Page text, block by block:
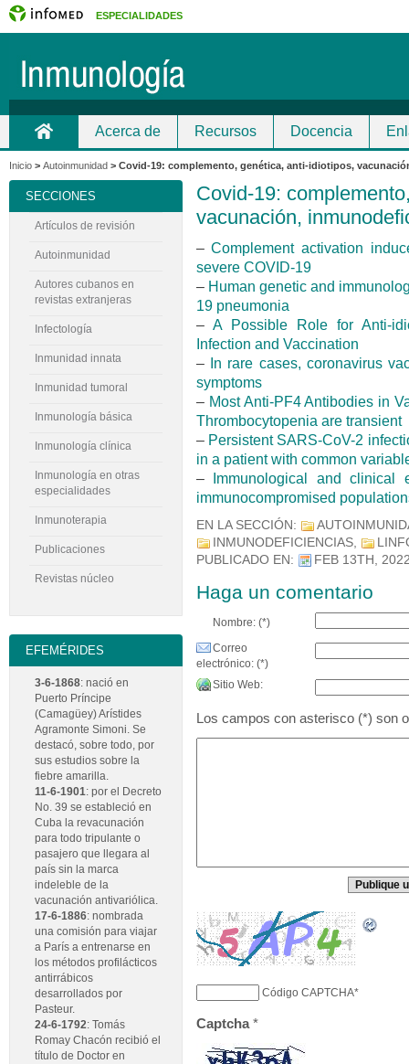
ESPECIALIDADES
Acerca de Recursos Docencia
Contacto
Inicio > Autoinmunidad > Covid-19: complemento, genética, anti-idiotipos,
Covid-19:
vacunación,
–Complement activation
severe COVID-19
– Human genetic and
19 pneumonia
– A Possible Role for Anti-
Infection and Vaccination
– In rare cases, coronavirus
symptoms
– Most Anti-PF4 Antibodies in
Thrombocytopenia are transient
– Persistent SARS-CoV-2
in a patient with common
– Immunological and clinical
immunocompromised
EN LA SECCIÓN:
INMUNODEFICIENCIAS,
PUBLICADO EN:
FEB 13TH,
Haga un comentario
Nombre: (*)
Correo
electrónico: (*)
Sitio Web:
Los campos con asterisco (*) son
Código CAPTCHA*
Captcha*
SECCIONES
Artículos de revisión
Autoinmunidad
Autores cubanos en
revistas extranjeras
Infectología
Inmunidad innata
Inmunidad tumoral
Inmunología básica
Inmunología clínica
Inmunología en otras
especialidades
Inmunoterapia
Publicaciones
Revistas núcleo
EFEMÉRIDES
3-6-1868: nació en
Puerto Príncipe
(Camagüey) Arístides
Agramonte Simoni. Se
destacó, sobre todo, por
sus estudios sobre la
fiebre amarilla.
11-6-1901: por el Decreto
No. 39 se estableció en
Cuba la revacunación
para todo tripulante o
pasajero que llegara al
país sin la marca
indeleble de la
vacunación antivariólica.
17-6-1886: nombrada
una comisión para viajar
a París a entrenarse en
los métodos profilácticos
antirrábicos
desarrollados por
Pasteur.
24-6-1792: Tomás
Romay Chacón recibió el
título de Doctor en